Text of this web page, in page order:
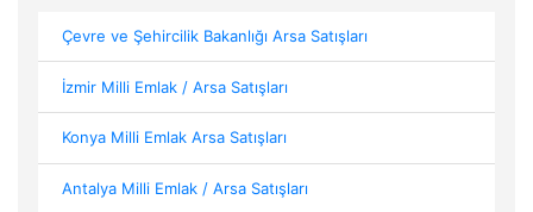
Çevre ve Şehircilik Bakanlığı Arsa Satışları
İzmir Milli Emlak / Arsa Satışları
Konya Milli Emlak Arsa Satışları
Antalya Milli Emlak / Arsa Satışları